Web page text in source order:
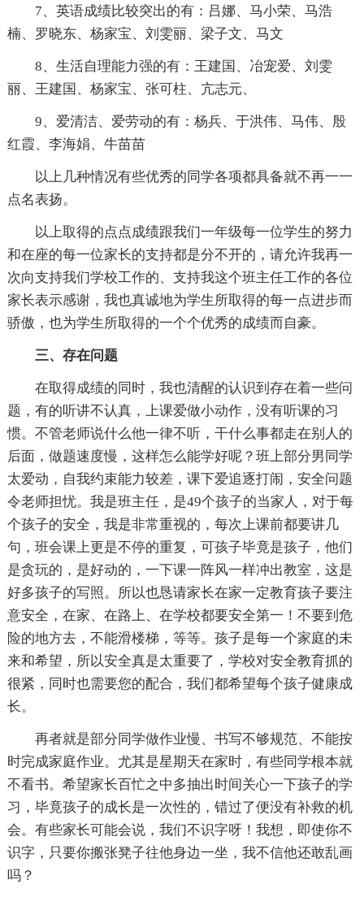
7、英语成绩比较突出的有：吕娜、马小荣、马浩
楠、罗晓东、杨家宝、刘雯丽、梁子文、马文
8、生活自理能力强的有：王建国、冶宠爱、刘雯
丽、王建国、杨家宝、张可柱、亢志元、
9、爱清洁、爱劳动的有：杨兵、于洪伟、马伟、殷
红霞、李海娟、牛苗苗
以上几种情况有些优秀的同学各项都具备就不再一一
点名表扬。
以上取得的点点成绩跟我们一年级每一位学生的努力
和在座的每一位家长的支持都是分不开的，请允许我再一
次向支持我们学校工作的、支持我这个班主任工作的各位
家长表示感谢，我也真诚地为学生所取得的每一点进步而
骄傲，也为学生所取得的一个个优秀的成绩而自豪。
三、存在问题
在取得成绩的同时，我也清醒的认识到存在着一些问
题，有的听讲不认真，上课爱做小动作，没有听课的习
惯。不管老师说什么他一律不听，干什么事都走在别人的
后面，做题速度慢，这样怎么能学好呢？班上部分男同学
太爱动，自我约束能力较差，课下爱追逐打闹，安全问题
令老师担忧。我是班主任，是49个孩子的当家人，对于每
个孩子的安全，我是非常重视的，每次上课前都要讲几
句，班会课上更是不停的重复，可孩子毕竟是孩子，他们
是贪玩的，是好动的，一下课一阵风一样冲出教室，这是
好多孩子的写照。所以也恳请家长在家一定教育孩子要注
意安全，在家、在路上、在学校都要安全第一！不要到危
险的地方去，不能滑楼梯，等等。孩子是每一个家庭的未
来和希望，所以安全真是太重要了，学校对安全教育抓的
很紧，同时也需要您的配合，我们都希望每个孩子健康成
长。
再者就是部分同学做作业慢、书写不够规范、不能按
时完成家庭作业。尤其是星期天在家时，有些同学根本就
不看书。希望家长百忙之中多抽出时间关心一下孩子的学
习，毕竟孩子的成长是一次性的，错过了便没有补救的机
会。有些家长可能会说，我们不识字呀！我想，即使你不
识字，只要你搬张凳子往他身边一坐，我不信他还敢乱画
吗？